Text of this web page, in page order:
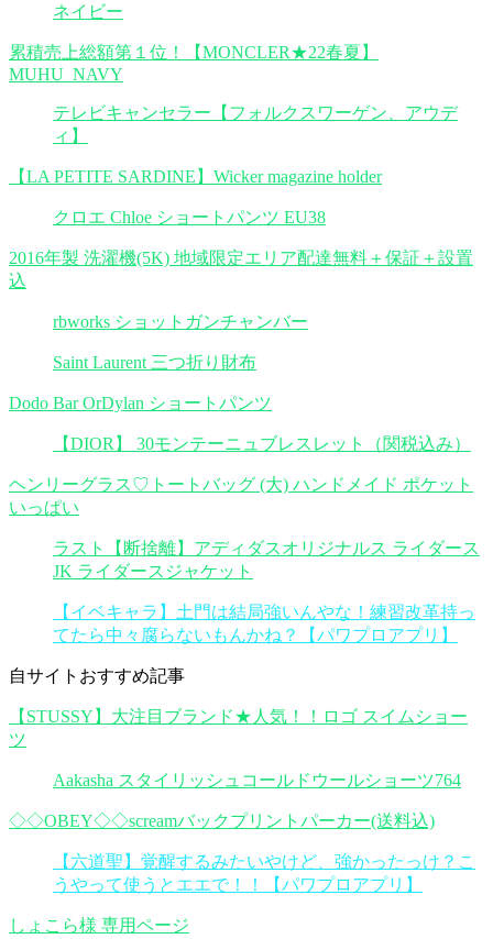
ネイビー
累積売上総額第１位！【MONCLER★22春夏】
MUHU_NAVY
テレビキャンセラー【フォルクスワーゲン、アウデ
ィ】
【LA PETITE SARDINE】Wicker magazine holder
クロエ Chloe ショートパンツ EU38
2016年製 洗濯機(5K) 地域限定エリア配達無料＋保証＋設置
込
rbworks ショットガンチャンバー
Saint Laurent 三つ折り財布
Dodo Bar OrDylan ショートパンツ
【DIOR】 30モンテーニュブレスレット（関税込み）
ヘンリーグラス♡トートバッグ (大) ハンドメイド ポケット
いっぱい
ラスト【断捨離】アディダスオリジナルス ライダース
JK ライダースジャケット
【イベキャラ】土門は結局強いんやな！練習改革持っ
てたら中々腐らないもんかね？【パワプロアプリ】
自サイトおすすめ記事
【STUSSY】大注目ブランド★人気！！ロゴ スイムショー
ツ
Aakasha スタイリッシュコールドウールショーツ764
◇◇OBEY◇◇screamバックプリントパーカー(送料込)
【六道聖】覚醒するみたいやけど、強かったっけ？こ
うやって使うとエエで！！【パワプロアプリ】
しょこら様 専用ページ